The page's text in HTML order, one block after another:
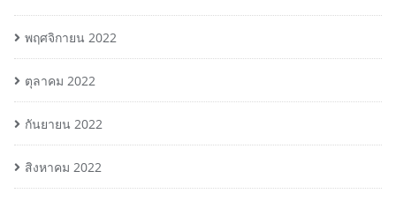
พฤศจิกายน 2022
ตุลาคม 2022
กันยายน 2022
สิงหาคม 2022